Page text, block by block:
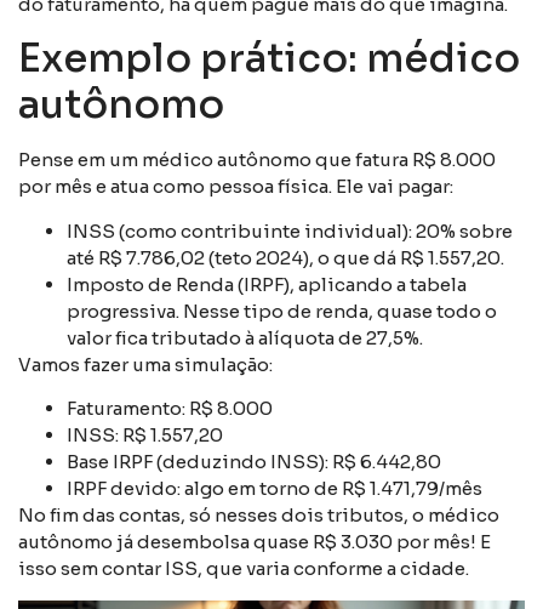
Exemplo prático: médico
autônomo
Pense em um médico autônomo que fatura R$ 8.000
por mês e atua como pessoa física. Ele vai pagar:
INSS (como contribuinte individual): 20% sobre
até R$ 7.786,02 (teto 2024), o que dá R$ 1.557,20.
Imposto de Renda (IRPF), aplicando a tabela
progressiva. Nesse tipo de renda, quase todo o
valor fica tributado à alíquota de 27,5%.
Vamos fazer uma simulação:
Faturamento: R$ 8.000
INSS: R$ 1.557,20
Base IRPF (deduzindo INSS): R$ 6.442,80
IRPF devido: algo em torno de R$ 1.471,79/mês
No fim das contas, só nesses dois tributos, o médico
autônomo já desembolsa quase R$ 3.030 por mês! E
isso sem contar ISS, que varia conforme a cidade.